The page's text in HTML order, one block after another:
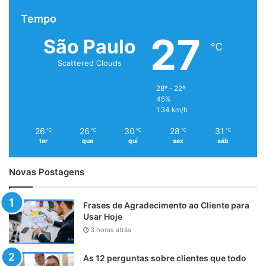
Tempo
São Paulo
Scattered Clouds 27 ℃
28º - 22º
45%
1.34 km/h
26 ℃
ter
26 ℃
qua
30 ℃
qui
28 ℃
sex
31 ℃
sáb
Novas Postagens
Frases de Agradecimento ao Cliente para
Usar Hoje
3 horas atrás
As 12 perguntas sobre clientes que todo